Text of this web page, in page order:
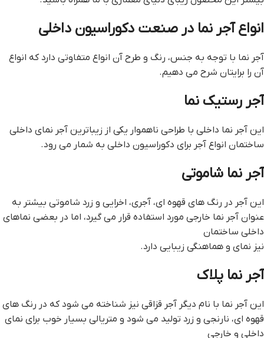
انواع آجر نما در صنعت دکوراسیون داخلی
آجر نما با توجه به جنس، رنگ و طرح آن انواع متفاوتی دارد که انواع
آن را برایتان شرح می دهیم.
آجر رستیک نما
این آجر نما داخلی با طراحی ناهموار یکی از زیباترین آجر نمای داخلی
ساختمان انواع آجر برای دکوراسیون داخلی به شمار می رود.
آجر نما شاموتی
این آجر در رنگ های قهوه ای، آجری، اخرایی و زرد شاموتی بیشتر به
عنوان آجر نما خارجی مورد استفاده قرار می گیرد، اما در بعضی نماهای
داخلی ساختمان
نیز نمای و هماهنگی زیبایی دارد.
آجر نما پلاک
این آجر نما با نام دیگر آجر قزاقی نیز شناخته می شود که در رنگ های
قهوه ای، نارنجی و زرد تولید می شود و متریالی بسیار خوب برای نمای
داخلی و خارجی